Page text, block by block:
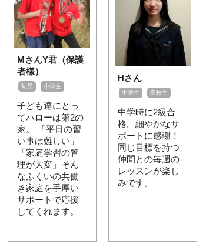
MさんY君（保護
者様）
幼児 小学生
子ども達にとっ
てハローは第2の
家。 「平日の習
い事は難しい」
「家庭学習の管
理が大変」そん
なふくいの共働
き家庭を手厚い
サポートで応援
してくれます。
Hさん
中学生 高校生
中学時に2級合
格。細やかなサ
ポートに感謝！
同じ目標を持つ
仲間との毎週の
レッスンが楽し
みです。